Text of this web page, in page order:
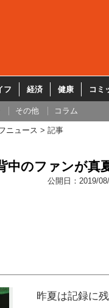
フ 経済 健康 コミ
その他 コラム
ニュース 記事
中のファンが真
公開日： 2019/
昨夏は記録に